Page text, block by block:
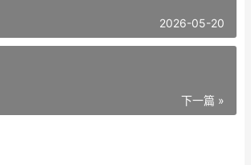
2026-05-20
下一篇 »